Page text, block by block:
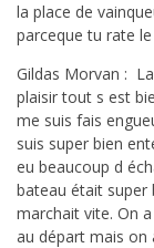
la place de
parceque tu rate
Gildas Morvan :
plaisir tout s est
me suis fais
suis super bien
eu beaucoup d
bateau était super
marchait vite. On
au départ mais on